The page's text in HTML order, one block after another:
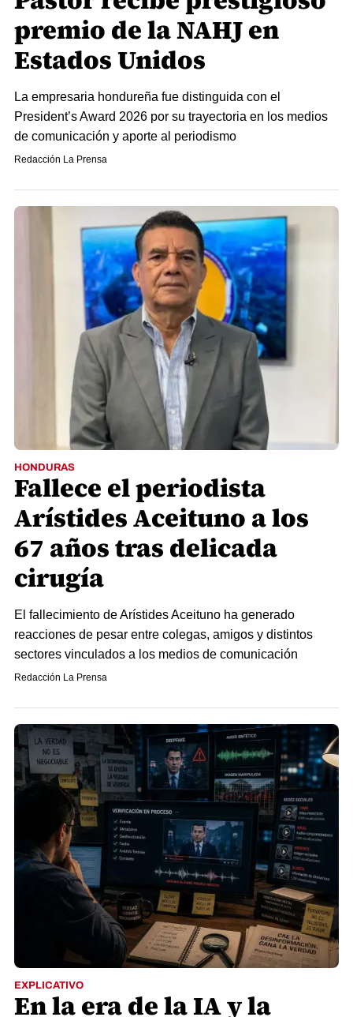
premio de la NAHJ en
Estados Unidos
La empresaria hondureña fue distinguida con el
President’s Award 2026 por su trayectoria en los medios
de comunicación y aporte al periodismo
Redacción La Prensa
HONDURAS
Fallece el periodista
Arístides Aceituno a los
67 años tras delicada
cirugía
El fallecimiento de Arístides Aceituno ha generado
reacciones de pesar entre colegas, amigos y distintos
sectores vinculados a los medios de comunicación
Redacción La Prensa
EXPLICATIVO
En la era de la IA y la